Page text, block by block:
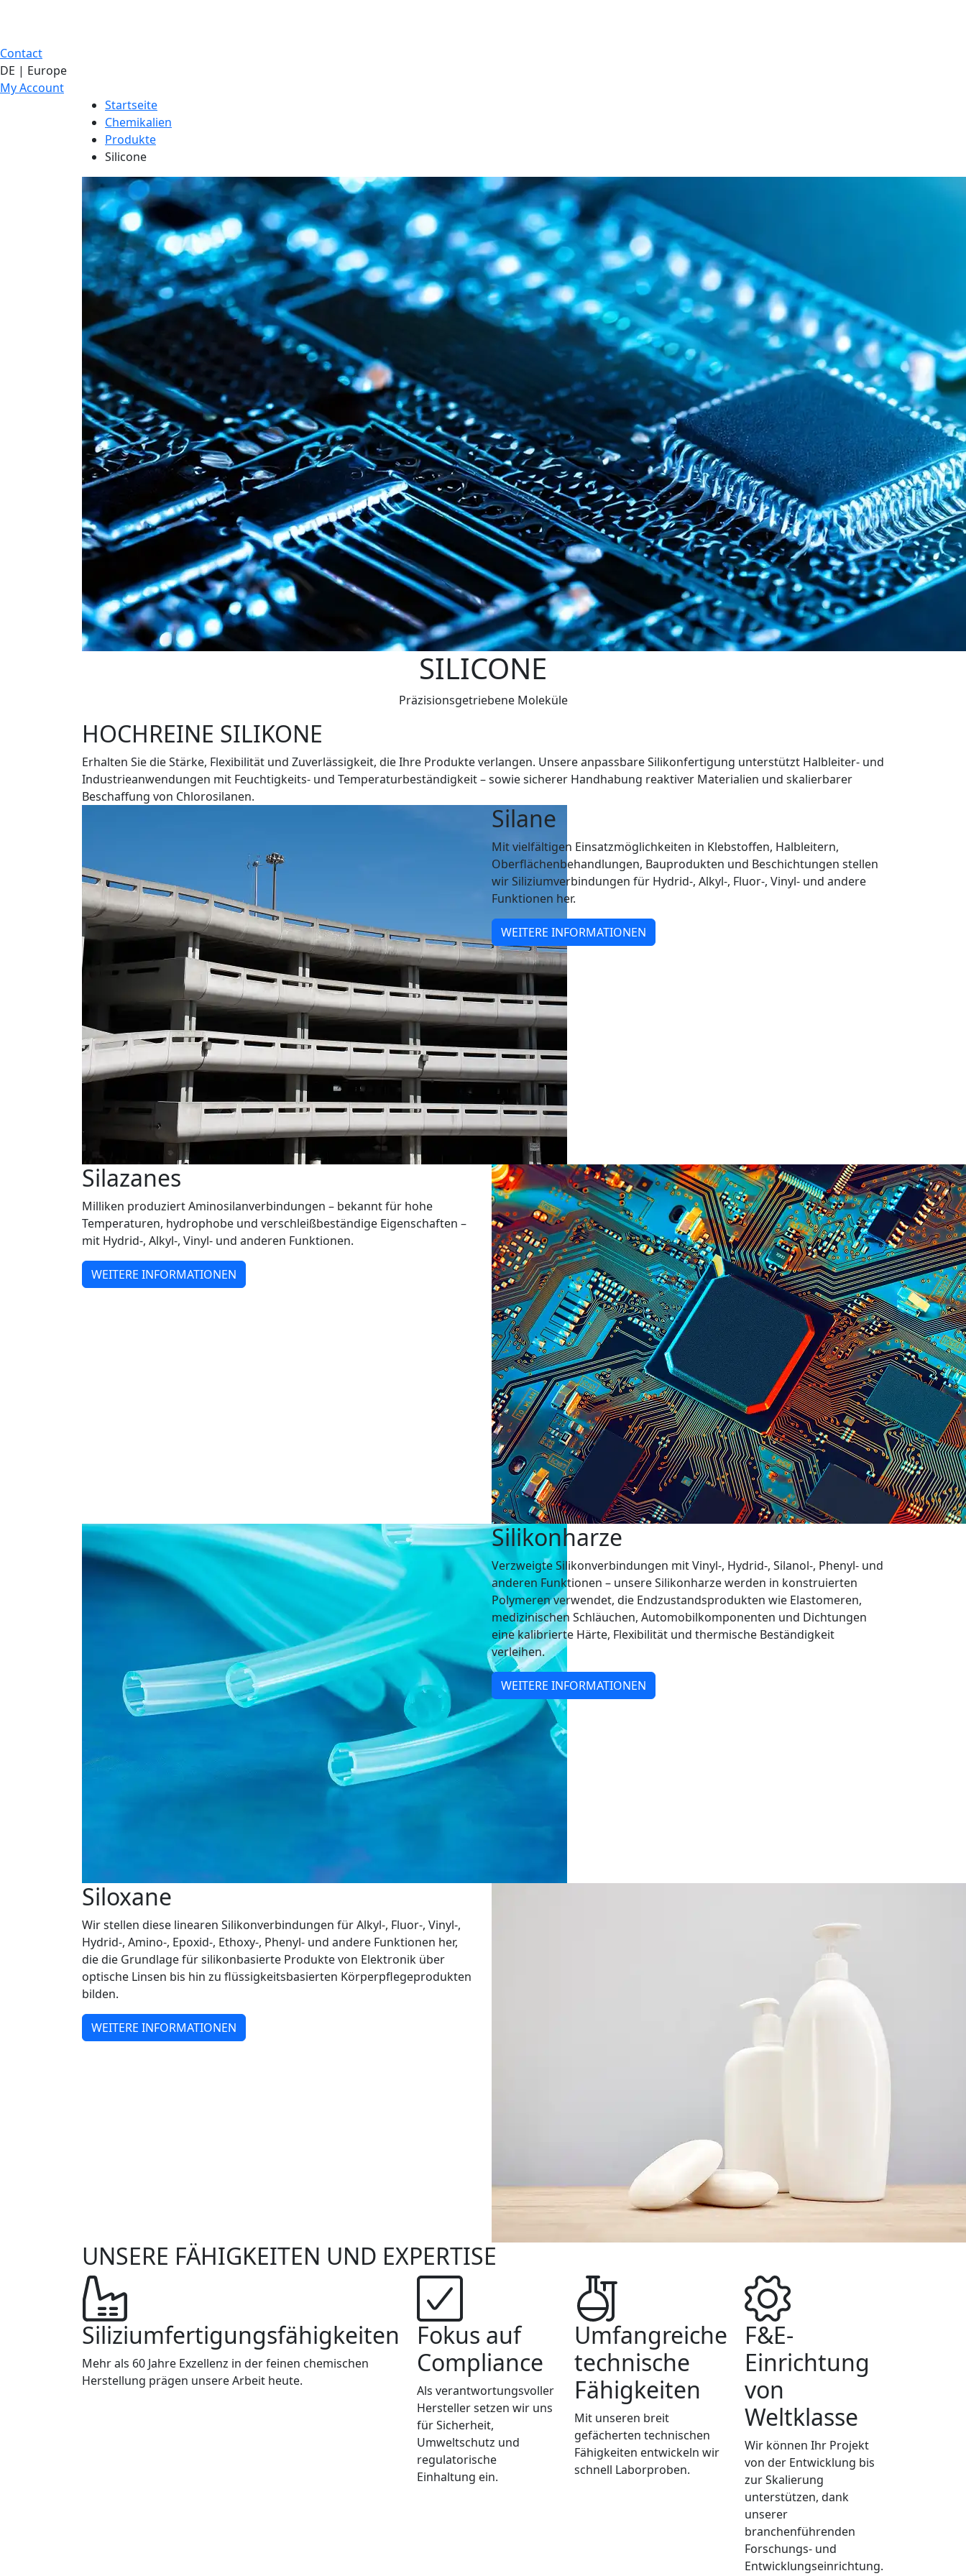
Contact
DE | Europe
My Account
Startseite
Chemikalien
Produkte
Silicone
SILICONE
Präzisionsgetriebene Moleküle
HOCHREINE SILIKONE
Erhalten Sie die Stärke, Flexibilität und Zuverlässigkeit, die Ihre Produkte verlangen. Unsere anpassbare Silikonfertigung unterstützt Halbleiter- und
Industrieanwendungen mit Feuchtigkeits- und Temperaturbeständigkeit – sowie sicherer Handhabung reaktiver Materialien und skalierbarer
Beschaffung von Chlorosilanen.
Silane
Mit vielfältigen Einsatzmöglichkeiten in Klebstoffen, Halbleitern,
Oberflächenbehandlungen, Bauprodukten und Beschichtungen stellen
wir Siliziumverbindungen für Hydrid-, Alkyl-, Fluor-, Vinyl- und andere
Funktionen her.
WEITERE INFORMATIONEN
Silazanes
Milliken produziert Aminosilanverbindungen – bekannt für hohe
Temperaturen, hydrophobe und verschleißbeständige Eigenschaften –
mit Hydrid-, Alkyl-, Vinyl- und anderen Funktionen.
WEITERE INFORMATIONEN
Silikonharze
Verzweigte Silikonverbindungen mit Vinyl-, Hydrid-, Silanol-, Phenyl- und
anderen Funktionen – unsere Silikonharze werden in konstruierten
Polymeren verwendet, die Endzustandsprodukten wie Elastomeren,
medizinischen Schläuchen, Automobilkomponenten und Dichtungen
eine kalibrierte Härte, Flexibilität und thermische Beständigkeit
verleihen.
WEITERE INFORMATIONEN
Siloxane
Wir stellen diese linearen Silikonverbindungen für Alkyl-, Fluor-, Vinyl-,
Hydrid-, Amino-, Epoxid-, Ethoxy-, Phenyl- und andere Funktionen her,
die die Grundlage für silikonbasierte Produkte von Elektronik über
optische Linsen bis hin zu flüssigkeitsbasierten Körperpflegeprodukten
bilden.
WEITERE INFORMATIONEN
UNSERE FÄHIGKEITEN UND EXPERTISE
Siliziumfertigungsfähigkeiten
Mehr als 60 Jahre Exzellenz in der feinen chemischen
Herstellung prägen unsere Arbeit heute.
Fokus auf
Compliance
Als verantwortungsvoller
Hersteller setzen wir uns
für Sicherheit,
Umweltschutz und
regulatorische
Einhaltung ein.
Umfangreiche
technische
Fähigkeiten
Mit unseren breit
gefächerten technischen
Fähigkeiten entwickeln wir
schnell Laborproben.
F&E-
Einrichtung
von
Weltklasse
Wir können Ihr Projekt
von der Entwicklung bis
zur Skalierung
unterstützen, dank
unserer
branchenführenden
Forschungs- und
Entwicklungseinrichtung.